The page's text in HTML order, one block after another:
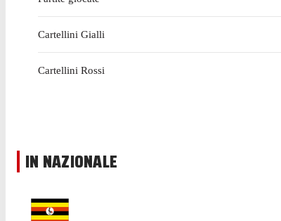
Cartellini Gialli
Cartellini Rossi
IN NAZIONALE